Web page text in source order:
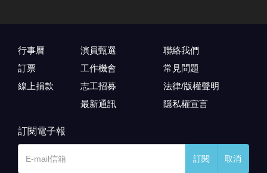
行事曆
訂票
線上捐款
演員甄選
工作機會
志工招募
最新通訊
聯絡我們
常見問題
法律/版權聲明
隱私權宣言
訂閱電子報
訂閱 取消